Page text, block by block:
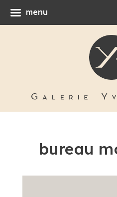
bureau
menu